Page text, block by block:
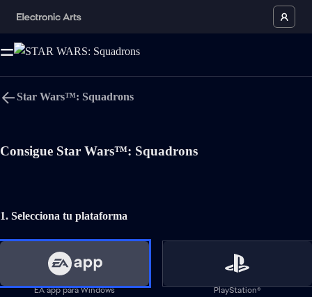
Star Wars™: Squadrons
Consigue Star Wars™: Squadrons
1. Selecciona tu plataforma
EA app para Windows PlayStation®
Volver arriba
EA app para Windows
EA app para Mac
Acción en primera persona Juegos